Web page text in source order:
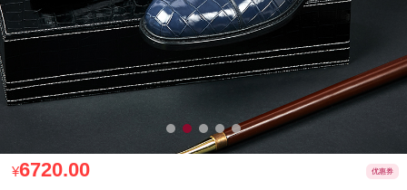
¥6720.00 优惠券